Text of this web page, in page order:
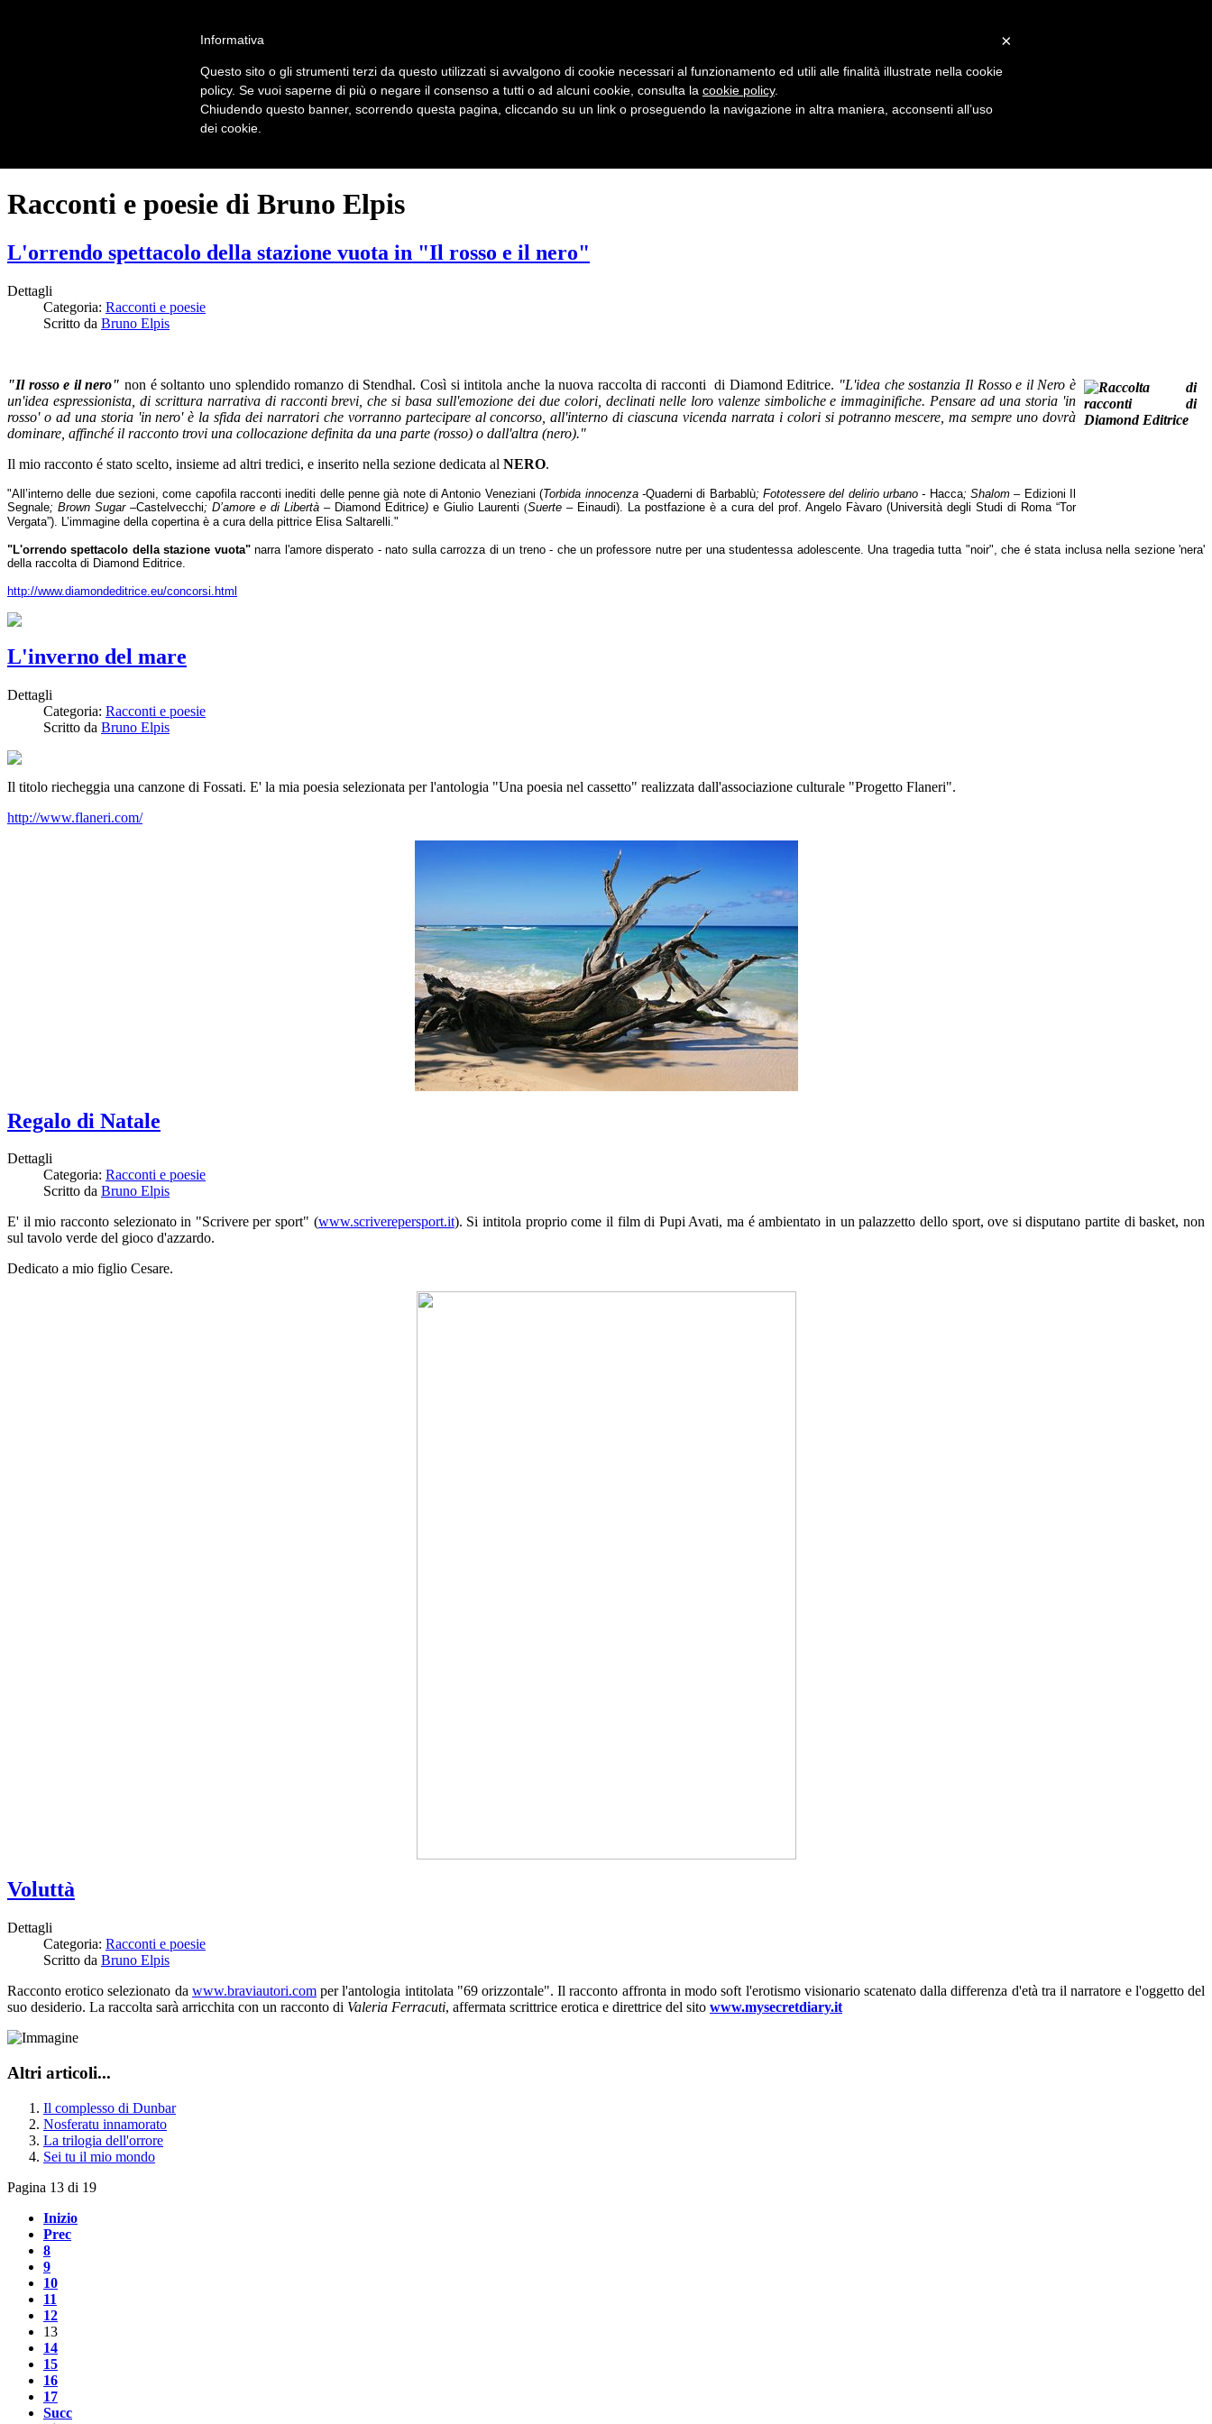
Il mistero dei massi avelli
Racconti e poesie di Bruno Elpis
L'orrendo spettacolo della stazione vuota in "Il rosso e il nero"
Dettagli
Categoria: Racconti e poesie
Scritto da Bruno Elpis
"Il rosso e il nero" non é soltanto uno splendido romanzo di Stendhal. Così si intitola anche la nuova raccolta di racconti di Diamond Editrice. "L'idea che sostanzia Il Rosso e il Nero è
un'idea espressionista, di scrittura narrativa di racconti brevi, che si basa sull'emozione dei due colori, declinati nelle loro valenze simboliche e immaginifiche. Pensare ad una storia 'in
rosso' o ad una storia 'in nero' è la sfida dei narratori che vorranno partecipare al concorso, all'interno di ciascuna vicenda narrata i colori si potranno mescere, ma sempre uno dovrà
dominare, affinché il racconto trovi una collocazione definita da una parte (rosso) o dall'altra (nero)."
Il mio racconto é stato scelto, insieme ad altri tredici, e inserito nella sezione dedicata al NERO.
"All’interno delle due sezioni, come capofila racconti inediti delle penne già note di Antonio Veneziani (Torbida innocenza -Quaderni di Barbablù; Fototessere del delirio urbano - Hacca; Shalom – Edizioni Il
Segnale; Brown Sugar –Castelvecchi; D’amore e di Libertà – Diamond Editrice) e Giulio Laurenti (Suerte– Einaudi). La postfazione è a cura del prof. Angelo Fàvaro (Università degli Studi di Roma “Tor
Vergata”). L’immagine della copertina è a cura della pittrice Elisa Saltarelli."
"L'orrendo spettacolo della stazione vuota"narra l'amore disperato - nato sulla carrozza di un treno - che un professore nutre per una studentessa adolescente. Una tragedia tutta "noir", che é stata inclusa nella sezione 'nera'
della raccolta di Diamond Editrice.
http://www.diamondeditrice.eu/concorsi.html
L'inverno del mare
Dettagli
Categoria: Racconti e poesie
Scritto da Bruno Elpis
Il titolo riecheggia una canzone di Fossati. E' la mia poesia selezionata per l'antologia "Una poesia nel cassetto" realizzata dall'associazione culturale "Progetto Flaneri".
http://www.flaneri.com/
Regalo di Natale
Dettagli
Categoria: Racconti e poesie
Scritto da Bruno Elpis
E' il mio racconto selezionato in "Scrivere per sport" (www.scriverepersport.it). Si intitola proprio come il film di Pupi Avati, ma é ambientato in un palazzetto dello sport, ove si disputano partite di basket, non
sul tavolo verde del gioco d'azzardo.
Dedicato a mio figlio Cesare.
Voluttà
Dettagli
Categoria: Racconti e poesie
Scritto da Bruno Elpis
Racconto erotico selezionato da www.braviautori.comper l'antologia intitolata "69 orizzontale". Il racconto affronta in modo soft l'erotismo visionario scatenato dalla differenza d'età tra il narratore e l'oggetto del
suo desiderio. La raccolta sarà arricchita con un racconto di Valeria Ferracuti, affermata scrittrice erotica e direttrice del sito www.mysecretdiary.it
Altri articoli...
Il complesso di Dunbar
Nosferatu innamorato
La trilogia dell'orrore
Sei tu il mio mondo
Pagina 13 di 19
Inizio
Prec
8
9
10
11
12
13
14
15
16
17
Succ
×
Informativa
Questo sito o gli strumenti terzi da questo utilizzati si avvalgono di cookie necessari al funzionamento ed utili alle finalità illustrate nella cookie
policy. Se vuoi saperne di più o negare il consenso a tutti o ad alcuni cookie, consulta la cookie policy.
Chiudendo questo banner, scorrendo questa pagina, cliccando su un link o proseguendo la navigazione in altra maniera, acconsenti all’uso
dei cookie.